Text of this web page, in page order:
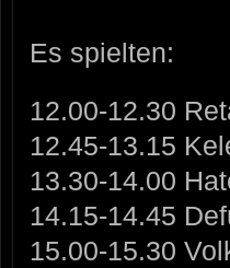
Es spielten:
12.00-12.30
12.45-13.15
13.30-14.00
14.15-14.45
15.00-15.30